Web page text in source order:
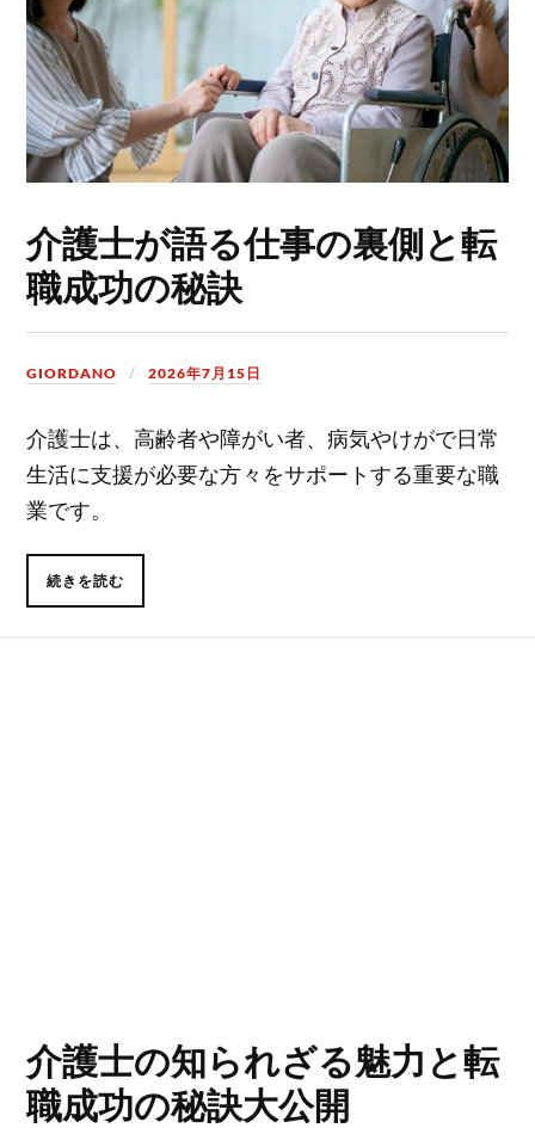
介護士が語る仕事の裏側と転
職成功の秘訣
GIORDANO 2026年7月15日
介護士は、高齢者や障がい者、病気やけがで日常
生活に支援が必要な方々をサポートする重要な職
業です。
続きを読む
介護士の知られざる魅力と転
職成功の秘訣大公開